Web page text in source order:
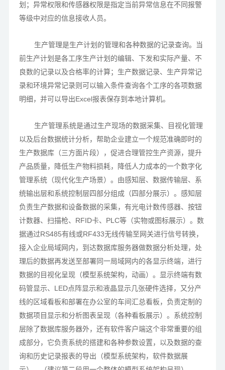
划；异常权限和传感器权限是指定当前异常信息在不同报警
等级中对应的信息接收人员。
生产管理是生产计划的管理和各种数据的记录查询。当
前生产计划是各工序生产计划的编辑、下发和实际产量、不
良数的记录以及合格率的计算；生产数据记录、生产异常记
录和环境异常记录则可以输入条件查询各个工序的各项数据
明细，并可以导出Excel报表保存到本地计算机。
生产管理系统是通过生产现场的数据采集、目视化管理
以及后台数据统计分析，帮助企业建立一个规范准确即时的
生产数据库（三方面片段），促进合理管控生产资源，提升
产品质量，降低生产物料损耗，降低人力成本的一个数字化
管理系统（现代化生产场景）。由感知层、数据传输层、系
统输出层和系统控制层四部分组成（四部分展示）。 感知层
负责生产数据和设备数据的采集，有光电计数传感器、按钮
计数器、扫描枪、RFID卡、PLC等（实物或图标展示）。数
据通过RS485有线或RF433无线传输至网关进行信号转换，
接入企业局域网内，到达数据库服务器做数据分析处理，处
理后的数据再发送至部署同一局域网内的各显示终端，进行
数据的目视化呈现（模型系统架构，动画）。显示终端有数
码管显示、LED点阵显示和液晶显示几张硬件选择，又分产
线的区域看板和部署在办公室的车间汇总看板，负责定制的
数据项目显示和分析图表呈现（各种看板展示）。系统控制
层除了数据库服务器外，还有软件客户端这个非常重要的组
成部分，它负责系统的搭建和各种参数设置，以及数据的查
询和历史记录报表的导出（模型系统架构，软件数据展